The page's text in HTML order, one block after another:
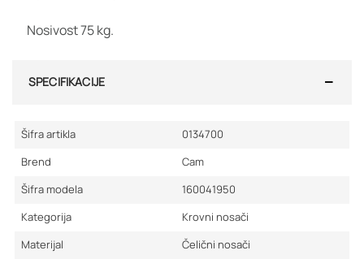
Nosivost 75 kg.
SPECIFIKACIJE
Šifra artikla
0134700
Brend
Cam
Šifra modela
160041950
Kategorija
Krovni nosači
Materijal
Čelični nosači